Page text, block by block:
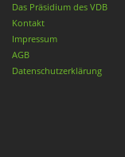
Das Präsidium des VDB
Kontakt
Impressum
AGB
Datenschutzerklärung